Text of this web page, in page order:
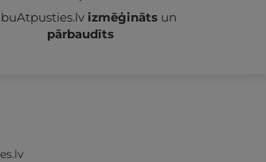
izmēģināts un
pārbaudīts